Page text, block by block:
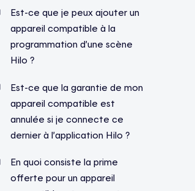
Est-ce que je peux ajouter un
appareil compatible à la
programmation d’une scène
Hilo ?
Est-ce que la garantie de mon
appareil compatible est
annulée si je connecte ce
dernier à l’application Hilo ?
En quoi consiste la prime
offerte pour un appareil